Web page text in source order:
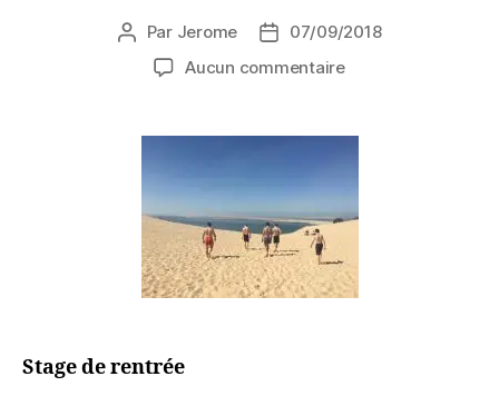
Par Jerome
07/09/2018
Aucun commentaire
Stage de rentrée